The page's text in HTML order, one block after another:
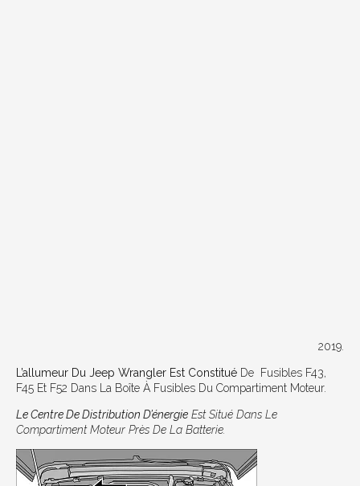
2019.
L’allumeur Du Jeep Wrangler Est Constitué De Fusibles F43,
F45 Et F52 Dans La Boîte À Fusibles Du Compartiment Moteur.
Le Centre De Distribution D’énergie Est Situé Dans Le
Compartiment Moteur Près De La Batterie.